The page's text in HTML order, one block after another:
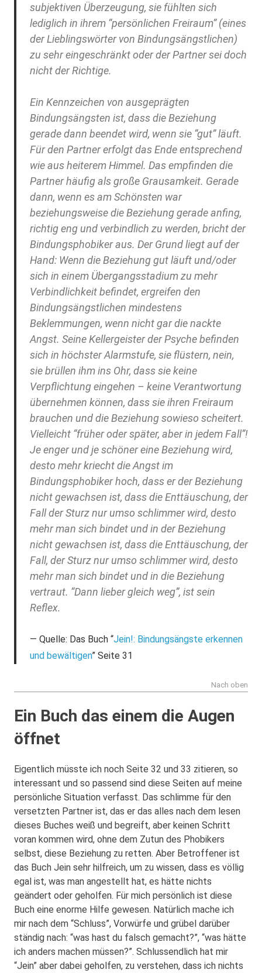
subjektiven Überzeugung, sie fühlten sich
lediglich in ihrem “persönlichen Freiraum” (eines
der Lieblingswörter von Bindungsängstlichen)
zu sehr eingeschränkt oder der Partner sei doch
nicht der Richtige.
Ein Kennzeichen von ausgeprägten
Bindungsängsten ist, dass die Beziehung
gerade dann beendet wird, wenn sie “gut” läuft.
Für den Partner erfolgt das Ende entsprechend
wie aus heiterem Himmel. Das empfinden die
Partner häufig als große Grausamkeit. Gerade
dann, wenn es am Schönsten war
beziehungsweise die Beziehung gerade anfing,
richtig eng und verbindlich zu werden, bricht der
Bindungsphobiker aus. Der Grund liegt auf der
Hand: Wenn die Beziehung gut läuft und/oder
sich in einem Übergangsstadium zu mehr
Verbindlichkeit befindet, ergreifen den
Bindungsängstlichen mindestens
Beklemmungen, wenn nicht gar die nackte
Angst. Seine Kellergeister der Psyche befinden
sich in höchster Alarmstufe, sie flüstern, nein,
sie brüllen ihm ins Ohr, dass sie keine
Verpflichtung eingehen – keine Verantwortung
übernehmen können, dass sie ihren Freiraum
brauchen und die Beziehung sowieso scheitert.
Vielleicht “früher oder später, aber in jedem Fall”!
Je enger und je schöner eine Beziehung wird,
desto mehr kriecht die Angst im
Bindungsphobiker hoch, dass er der Beziehung
nicht gewachsen ist, dass die Enttäuschung, der
Fall der Sturz nur umso schlimmer wird, desto
mehr man sich bindet und in der Beziehung
nicht gewachsen ist, dass die Enttäuschung, der
Fall, der Sturz nur umso schlimmer wird, desto
mehr man sich bindet und in die Beziehung
vertraut. “Dann lieber gleich weg”, ist sein
Reflex.
Quelle: Das Buch “Jein!: Bindungsängste erkennen
und bewältigen” Seite 31
Nach oben
Ein Buch das einem die Augen
öffnet
Eigentlich müsste ich noch Seite 32 und 33 zitieren, so
interessant und so passend sind diese Seiten auf meine
persönliche Situation verfasst. Das schlimme für den
versetzten Partner ist, das er das alles nach dem lesen
dieses Buches weiß und begreift, aber keinen Schritt
voran kommen wird, ohne dem Zutun des Phobikers
selbst, diese Beziehung zu retten. Aber Betroffener ist
das Buch Jein sehr hilfreich, um zu wissen, dass es völlig
egal ist, was man angestellt hat, es hätte nichts
geändert oder geholfen. Für mich persönlich ist diese
Buch eine enorme Hilfe gewesen. Natürlich mache ich
mir nach dem “Schluss”, Vorwürfe und grübel darüber
ständig nach: “was hast du falsch gemacht?”, “was hätte
ich anders machen müssen?”. Schlussendlich hat mir
“Jein” aber dabei geholfen, zu verstehen, dass ich nichts